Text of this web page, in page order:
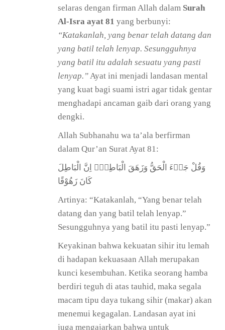
selaras dengan firman Allah dalam Surah
Al-Isra ayat 81 yang berbunyi:
“Katakanlah, yang benar telah datang dan
yang batil telah lenyap. Sesungguhnya
yang batil itu adalah sesuatu yang pasti
lenyap.”Ayat ini menjadi landasan mental
yang kuat bagi suami istri agar tidak gentar
menghadapi ancaman gaib dari orang yang
dengki.
Allah Subhanahu wa ta’ala berfirman
dalam Qur’an Surat Ayat 81:
وَقُلْ جَاۤءَ الْحَقُّ وَزَهَقَ الْبَاطِلُۖ اِنَّ الْبَاطِلَ
كَانَ زَهُوْقًا
Artinya: “Katakanlah, “Yang benar telah
datang dan yang batil telah lenyap.”
Sesungguhnya yang batil itu pasti lenyap.”
Keyakinan bahwa kekuatan sihir itu lemah
di hadapan kekuasaan Allah merupakan
kunci kesembuhan. Ketika seorang hamba
berdiri teguh di atas tauhid, maka segala
macam tipu daya tukang sihir (makar) akan
menemui kegagalan. Landasan ayat ini
juga mengajarkan bahwa untuk